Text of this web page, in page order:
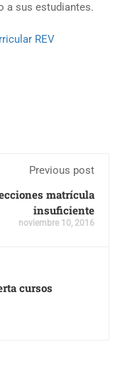
a sus estudiantes.
REV
Previous post
matrícula
insuficiente
noviembre 10, 2016
cursos